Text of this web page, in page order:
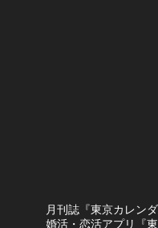
月刊誌『東京カレンダ
婚活・恋活アプリ『